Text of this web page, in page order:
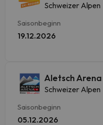
Schweizer Alpen
Saisonbeginn
19.12.2026
Aletsch Arena
Schweizer Alpen
Saisonbeginn
05.12.2026